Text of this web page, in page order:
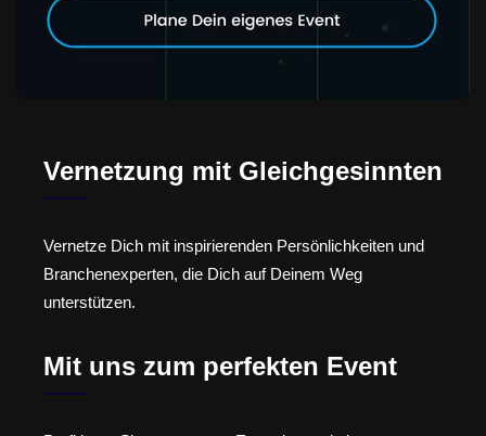
Vernetzung mit Gleichgesinnten
Vernetze Dich mit inspirierenden Persönlichkeiten und
Branchenexperten, die Dich auf Deinem Weg
unterstützen.
Mit uns zum perfekten Event